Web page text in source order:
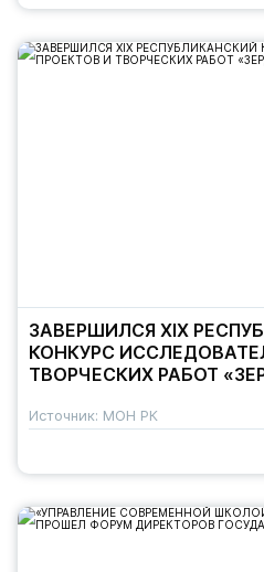
ЗАВЕРШИЛСЯ ХІХ
КОНКУРС
ТВОРЧЕСКИХ РАБОТ
Источник: МОН РК